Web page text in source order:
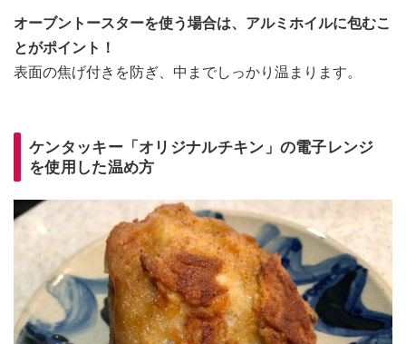
オーブントースターを使う場合は、アルミホイルに包むこ
とがポイント！
表面の焦げ付きを防ぎ、中までしっかり温まります。
ケンタッキー「オリジナルチキン」の電子レンジ
を使用した温め方